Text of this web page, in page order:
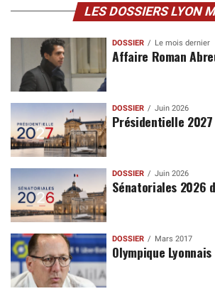
LES DOSSIERS LYON
DOSSIER Le mois dernier
Affaire Roman
DOSSIER Juin 2026
Présidentielle 2027
DOSSIER Juin 2026
Sénatoriales 2026
DOSSIER Mars 2017
Olympique Lyonnais